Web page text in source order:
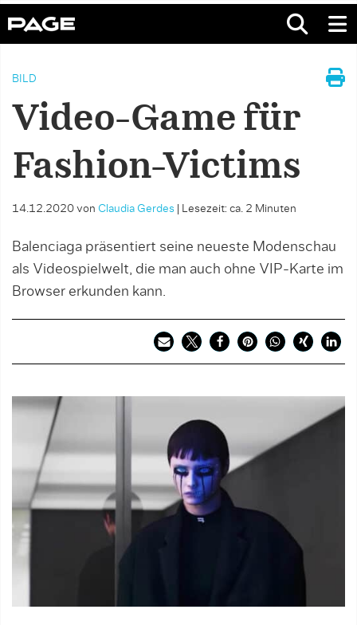
BILD
Video-Game für
Fashion-Victims
14.12.2020 von Claudia Gerdes Lesezeit: ca. 2 Minuten
Balenciaga präsentiert seine neueste Modenschau
als Videospielwelt, die man auch ohne VIP-Karte im
Browser erkunden kann.